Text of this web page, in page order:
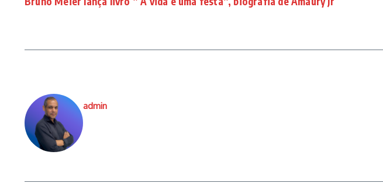
admin